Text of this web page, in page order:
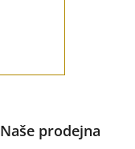
Naše prodejna